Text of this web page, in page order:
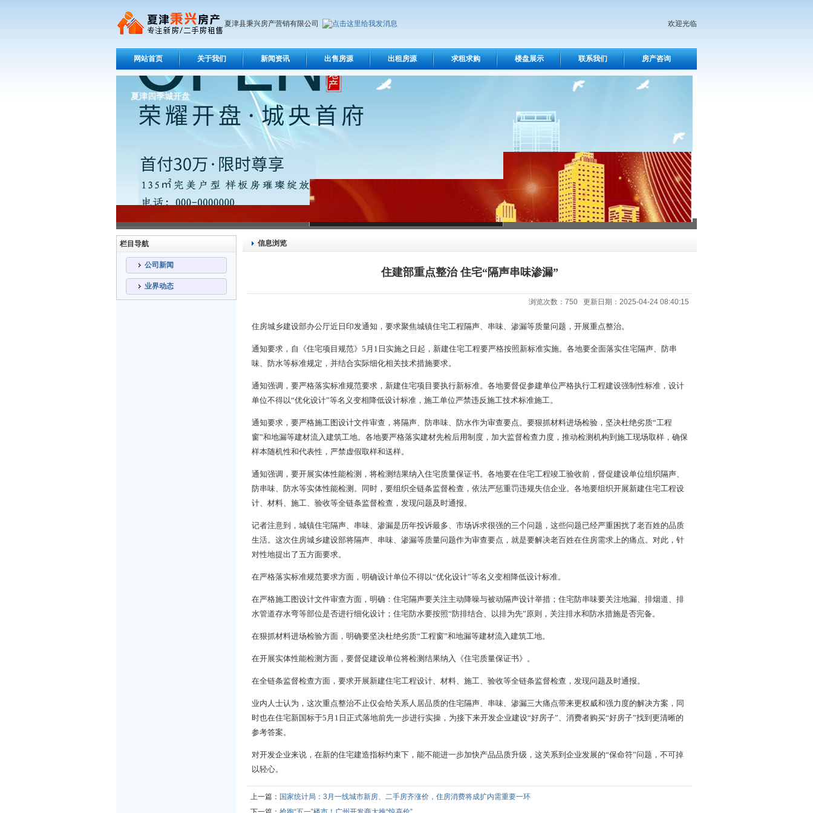
夏津县秉兴房产营销有限公司 欢迎光临
网站首页 关于我们 新闻资讯 出售房源 出租房源 求租求购 楼盘展示 联系我们 房产咨询
夏津四季城开盘
栏目导航
公司新闻
业界动态
信息浏览
住建部重点整治 住宅“隔声串味渗漏”
浏览次数：750 更新日期：2025-04-24 08:40:15
住房城乡建设部办公厅近日印发通知，要求聚焦城镇住宅工程隔声、串味、渗漏等质量问题，开展重点整治。
通知要求，自《住宅项目规范》5月1日实施之日起，新建住宅工程要严格按照新标准实施。各地要全面落实住宅隔声、防串
味、防水等标准规定，并结合实际细化相关技术措施要求。
通知强调，要严格落实标准规范要求，新建住宅项目要执行新标准。各地要督促参建单位严格执行工程建设强制性标准，设计
单位不得以“优化设计”等名义变相降低设计标准，施工单位严禁违反施工技术标准施工。
通知要求，要严格施工图设计文件审查，将隔声、防串味、防水作为审查要点。要狠抓材料进场检验，坚决杜绝劣质“工程
窗”和地漏等建材流入建筑工地。各地要严格落实建材先检后用制度，加大监督检查力度，推动检测机构到施工现场取样，确保
样本随机性和代表性，严禁虚假取样和送样。
通知强调，要开展实体性能检测，将检测结果纳入住宅质量保证书。各地要在住宅工程竣工验收前，督促建设单位组织隔声、
防串味、防水等实体性能检测。同时，要组织全链条监督检查，依法严惩重罚违规失信企业。各地要组织开展新建住宅工程设
计、材料、施工、验收等全链条监督检查，发现问题及时通报。
记者注意到，城镇住宅隔声、串味、渗漏是历年投诉最多、市场诉求很强的三个问题，这些问题已经严重困扰了老百姓的品质
生活。这次住房城乡建设部将隔声、串味、渗漏等质量问题作为审查要点，就是要解决老百姓在住房需求上的痛点。对此，针
对性地提出了五方面要求。
在严格落实标准规范要求方面，明确设计单位不得以“优化设计”等名义变相降低设计标准。
在严格施工图设计文件审查方面，明确：住宅隔声要关注主动降噪与被动隔声设计举措；住宅防串味要关注地漏、排烟道、排
水管道存水弯等部位是否进行细化设计；住宅防水要按照“防排结合、以排为先”原则，关注排水和防水措施是否完备。
在狠抓材料进场检验方面，明确要坚决杜绝劣质“工程窗”和地漏等建材流入建筑工地。
在开展实体性能检测方面，要督促建设单位将检测结果纳入《住宅质量保证书》。
在全链条监督检查方面，要求开展新建住宅工程设计、材料、施工、验收等全链条监督检查，发现问题及时通报。
业内人士认为，这次重点整治不止仅会给关系人居品质的住宅隔声、串味、渗漏三大痛点带来更权威和强力度的解决方案，同
时也在住宅新国标于5月1日正式落地前先一步进行实操，为接下来开发企业建设“好房子”、消费者购买“好房子”找到更清晰的
参考答案。
对开发企业来说，在新的住宅建造指标约束下，能不能进一步加快产品品质升级，这关系到企业发展的“保命符”问题，不可掉
以轻心。
上一篇： 国家统计局：3月一线城市新房、二手房齐涨价，住房消费将成扩内需重要一环